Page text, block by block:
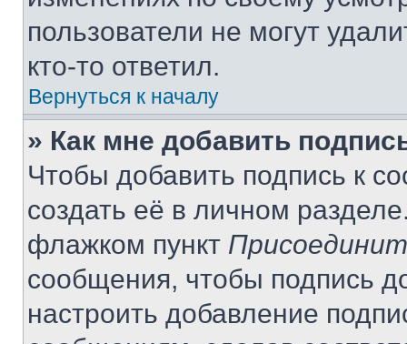
пользователи не могут
кто-то ответил.
Вернуться к началу
» Как мне добавить
Чтобы добавить подпись к
создать её в личном
флажком пункт
сообщения, чтобы подпись
настроить добавление